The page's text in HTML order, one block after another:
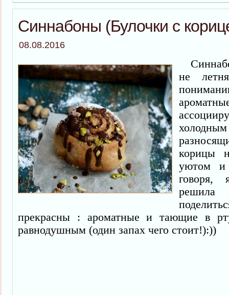
Синнабоны (Булочки с
08.08.2016
не
корицы
уютом и
говоря,
прекрасны : ароматные и тающие в
равнодушным (один запах чего стоит!):))